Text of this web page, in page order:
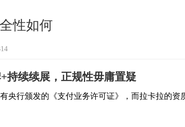
性如何
持续续展，正规性毋庸置疑
央行颁发的《支付业务许可证》，而拉卡拉的资